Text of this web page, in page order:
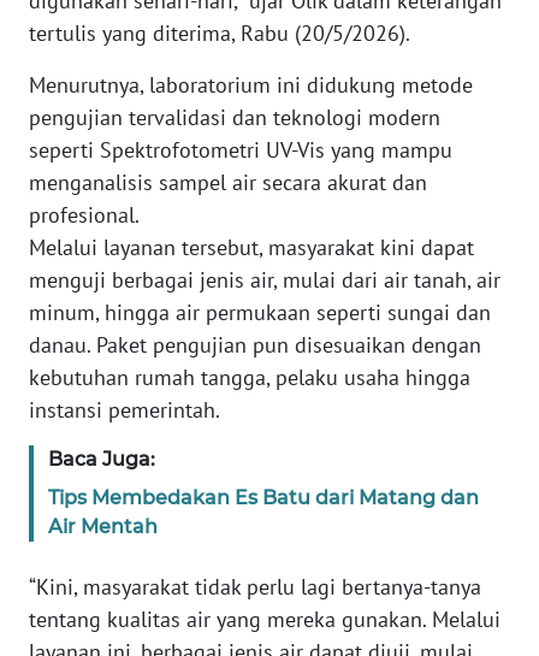
tertulis yang diterima, Rabu (20/5/2026).
Menurutnya, laboratorium ini didukung metode
pengujian tervalidasi dan teknologi modern
seperti Spektrofotometri UV-Vis yang mampu
menganalisis sampel air secara akurat dan
profesional.
Melalui layanan tersebut, masyarakat kini dapat
menguji berbagai jenis air, mulai dari air tanah, air
minum, hingga air permukaan seperti sungai dan
danau. Paket pengujian pun disesuaikan dengan
kebutuhan rumah tangga, pelaku usaha hingga
instansi pemerintah.
Baca Juga:
Tips Membedakan Es Batu dari Matang dan
Air Mentah
“Kini, masyarakat tidak perlu lagi bertanya-tanya
tentang kualitas air yang mereka gunakan. Melalui
WN
JATENG
NUSANTARA
WN
JOGJA
WN
JATIM
WN
WN
KALBAR
WN